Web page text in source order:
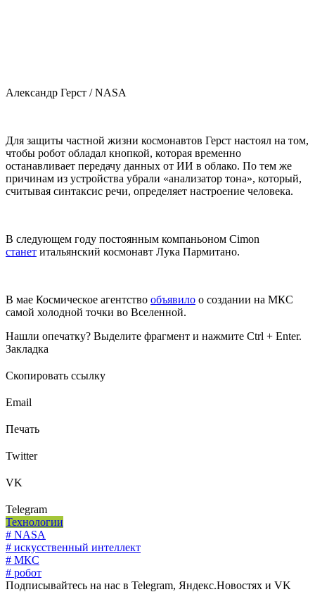
Александр Герст / NASA
Для защиты частной жизни космонавтов Герст настоял на том,
чтобы робот обладал кнопкой, которая временно
останавливает передачу данных от ИИ в облако. По тем же
причинам из устройства убрали «анализатор тона», который,
считывая синтаксис речи, определяет настроение человека.
В следующем году постоянным компаньоном Cimon
станет итальянский космонавт Лука Пармитано.
В мае Космическое агентство объявило о создании на МКС
самой холодной точки во Вселенной.
Нашли опечатку? Выделите фрагмент и нажмите Ctrl + Enter.
Закладка
Скопировать ссылку
Email
Печать
Twitter
VK
Telegram
Технологии
# NASA
# искусственный интеллект
# МКС
# робот
Подписывайтесь на нас в Telegram, Яндекс.Новостях и VK